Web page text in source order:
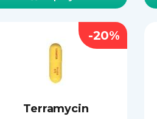
Terramycin
-20%